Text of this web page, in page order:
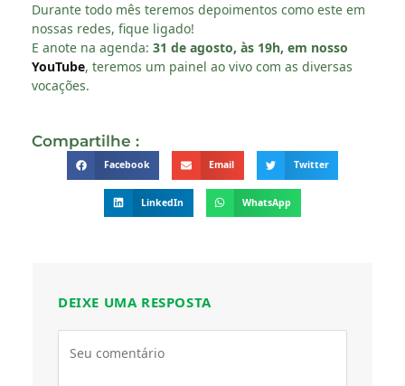
Durante todo mês teremos depoimentos como este em
nossas redes, fique ligado!
E anote na agenda: 31 de agosto, às 19h, em nosso
YouTube, teremos um painel ao vivo com as diversas
vocações.
Compartilhe :
Facebook Email Twitter
LinkedIn WhatsApp
DEIXE UMA RESPOSTA